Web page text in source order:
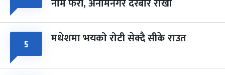
नाम फेरौं, अनामनगर दरबार राखौं
५ मधेशमा भयको रोटी सेक्दै सीके राउत